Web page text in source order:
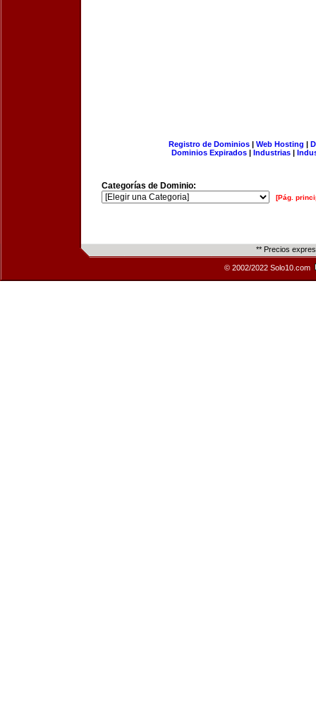
Registro de Dominios| Web Hosting |
Dominios Expirados | Industrias |
Categorías de Dominio:
[Pág.
** Precios
© 2002/2022 Solo10.com